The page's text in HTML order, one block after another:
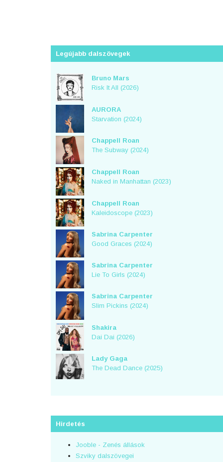
Legújabb dalszövegek
Bruno Mars
Risk It All (2026)
AURORA
Starvation (2024)
Chappell Roan
The Subway (2024)
Chappell Roan
Naked in Manhattan (2023)
Chappell Roan
Kaleidoscope (2023)
Sabrina Carpenter
Good Graces (2024)
Sabrina Carpenter
Lie To Girls (2024)
Sabrina Carpenter
Slim Pickins (2024)
Shakira
Dai Dai (2026)
Lady Gaga
The Dead Dance (2025)
Hirdetés
Jooble - Zenés állások
Szviky dalszövegei